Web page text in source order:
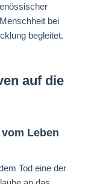
bei
begleitet.
auf die
Leben
Tod eine der